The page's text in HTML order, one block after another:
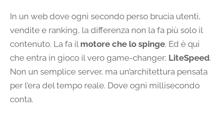
In un web dove ogni secondo perso brucia utenti,
vendite e ranking, la differenza non la fa più solo il
contenuto. La fa il motore che lo spinge. Ed è qui
che entra in gioco il vero game-changer: LiteSpeed.
Non un semplice server, ma un’architettura pensata
per l’era del tempo reale. Dove ogni millisecondo
conta.